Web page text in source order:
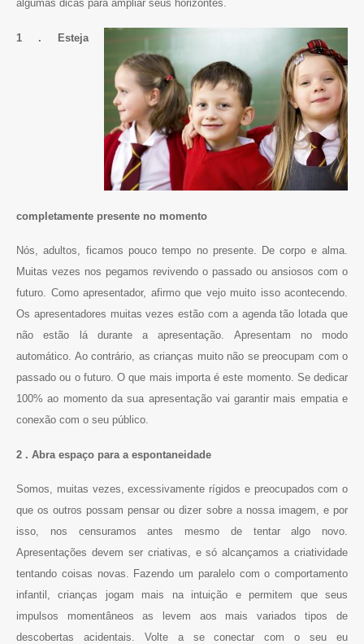
algumas dicas para ampliar seus horizontes.
1 . Esteja
completamente presente no momento
Nós, adultos, ficamos pouco tempo no presente. De corpo e alma.
Muitas vezes nos pegamos revivendo o passado ou ansiosos com o
futuro. Como apresentador, afirmo que vejo muito isso acontecendo.
Os apresentadores muitas vezes estão com a agenda tão lotada que
não estão lá durante a apresentação. Apresentam no modo
automático. Ao contrário, as crianças muito não se preocupam com o
passado ou o futuro. O que mais importa é este momento. Se dedicar
100% ao momento da sua apresentação vai garantir mais empatia e
conexão com o seu público.
2 . Abra espaço para a espontaneidade
Somos, muitas vezes, excessivamente rígidos e preocupados com o
que os outros possam pensar ou dizer sobre a nossa imagem, e por
isso, nos censuramos antes mesmo de tentar algo novo.
Apresentações devem ser criativas, e só alcançamos a criatividade
tentando coisas novas. Fazendo um paralelo com o comportamento
infantil, crianças jogam mais na intuição e permitem que seus
impulsos momentâneos as levem aos mais variados tipos de
descobertas acidentais. Volte a se conectar com o seu eu